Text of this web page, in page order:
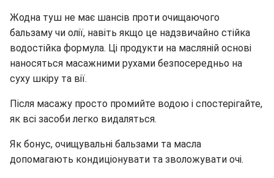
Жодна туш не має шансів проти очищаючого
бальзаму чи олії, навіть якщо це надзвичайно стійка
водостійка формула. Ці продукти на масляній основі
наносяться масажними рухами безпосередньо на
суху шкіру та вії.
Після масажу просто промийте водою і спостерігайте,
як всі засоби легко видаляться.
Як бонус, очищувальні бальзами та масла
допомагають кондиціонувати та зволожувати очі.